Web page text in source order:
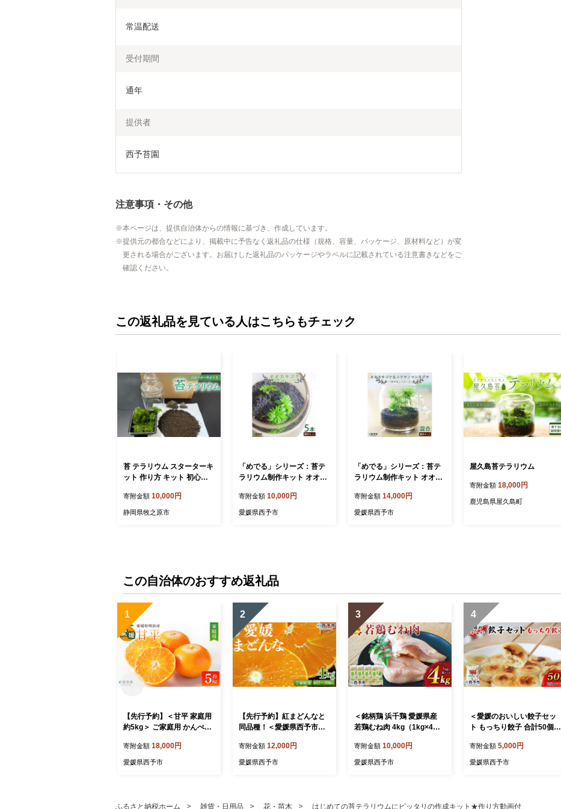
常温配送
受付期間
通年
提供者
西予苔園
注意事項・その他
本ページは、提供自治体からの情報に基づき、作成しています。
提供元の都合などにより、掲載中に予告なく返礼品の仕様（規格、容量、パッケージ、原材料など）が変
更される場合がございます。お届けした返礼品のパッケージやラベルに記載されている注意書きなどをご
確認ください。
この返礼品を見ている人はこちらもチェック
苔 テラリウム スターターキ
ット 作り方 キット 初心者
ども 癒やし こけ庭 苔庭 コ
ケ庭 庭園 苔玉 コケ玉 イン
芸 植物 しょくぶつ コケ作
り 苔作り こけ作り 農家直
送 産地直送 牧之原市 静岡
県 コケノミウラ 苔g
寄附金額 10,000円
静岡県牧之原市
「めでる」シリーズ：苔テ
ラリウム制作キット オオカ
寄附金額 10,000円
愛媛県西予市
「めでる」シリーズ：苔テ
ラリウム制作キット オオカ
グサ 混合パック
寄附金額 14,000円
愛媛県西予市
屋久島苔テラリウム
寄附金額 18,000円
鹿児島県屋久島町
この自治体のおすすめ返礼品
1
【先行予約】＜甘平 家庭用
約5kg＞ ご家庭用 かんぺい
蜜柑 訳あり 果物 くだもの
フルーツ ミカン 愛媛 国産
出荷予定』
寄附金額 18,000円
愛媛県西予市
2
【先行予約】紅まどんなと
同品種！＜愛媛県西予市産
g＞ 約15～30個入り 訳あり
柑橘 果物 フルーツ オレン
【常温】
寄附金額 12,000円
愛媛県西予市
3
＜銘柄鶏 浜千鶏 愛媛県産
若鶏むね肉 4kg（1kg×4）
ン むね肉 ムネ はまちどり
精肉 にく ブロック 料理 ア
市 【冷凍】『1か月以内に
寄附金額 10,000円
愛媛県西予市
4
＜愛媛のおいしい餃子セッ
ト もっちり餃子 合計50個(2
ザ 餃子 国産 丸餃子 もっち
り 国産野菜 ブランド豚 鍋
寄附金額 5,000円
愛媛県西予市
ふるさと納税ホーム 雑貨・日用品 花・苗木 はじめての苔テラリウムにピッタリの作成キット★作り方動画付